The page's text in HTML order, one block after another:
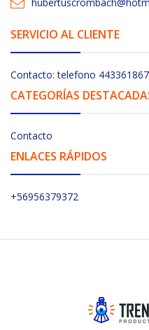
SERVICIO AL CLIENTE
Contacto: telefono 443361867
CATEGORÍAS
Contacto
ENLACES RÁPIDOS
+56956379372